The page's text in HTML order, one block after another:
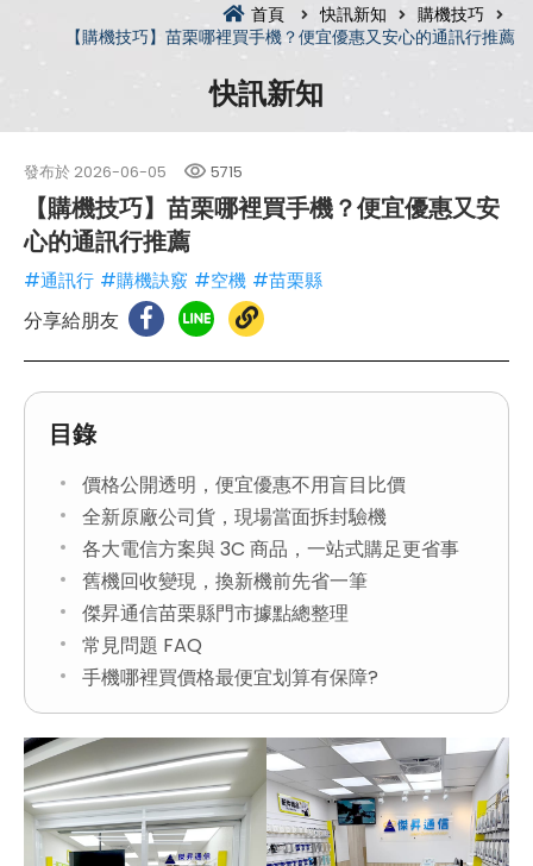
首頁 快訊新知
購機技巧
【購機技巧】苗栗哪裡買手機？便宜優惠又安心的通訊行推薦
快訊新知
發布於 2026-06-05 5715
【購機技巧】苗栗哪裡買手機？便宜優惠又安
心的通訊行推薦
#通訊行 #購機訣竅 #空機 #苗栗縣
分享給朋友
目錄
價格公開透明，便宜優惠不用盲目比價
全新原廠公司貨，現場當面拆封驗機
各大電信方案與 3C 商品，一站式購足更省事
舊機回收變現，換新機前先省一筆
傑昇通信苗栗縣門市據點總整理
常見問題 FAQ
手機哪裡買價格最便宜划算有保障?